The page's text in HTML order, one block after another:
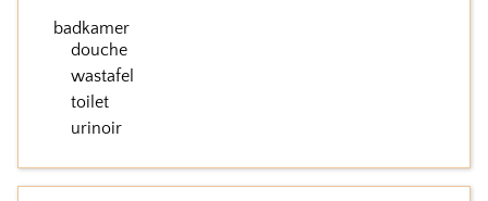
badkamer
douche
wastafel
toilet
urinoir